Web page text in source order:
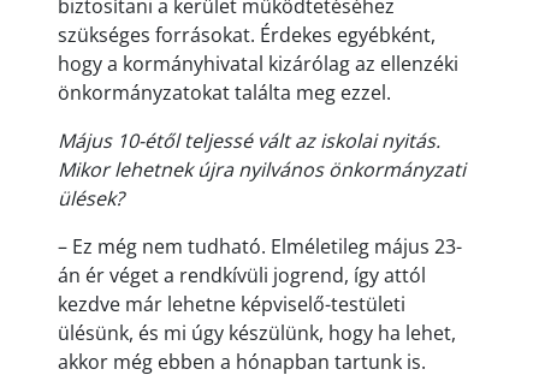
biztosítani a kerület működtetéséhez
szükséges forrásokat. Érdekes egyébként,
hogy a kormányhivatal kizárólag az ellenzéki
önkormányzatokat találta meg ezzel.
Május 10-étől teljessé vált az iskolai nyitás.
Mikor lehetnek újra nyilvános önkormányzati
ülések?
– Ez még nem tudható. Elméletileg május 23-
án ér véget a rendkívüli jogrend, így attól
kezdve már lehetne képviselő-testületi
ülésünk, és mi úgy készülünk, hogy ha lehet,
akkor még ebben a hónapban tartunk is.